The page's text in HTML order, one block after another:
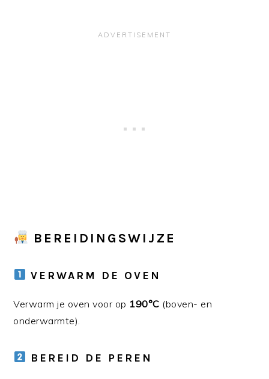
BEREIDINGSWIJZE
VERWARM DE OVEN
Verwarm je oven voor op 190°C (boven- en
onderwarmte).
BEREID DE PEREN